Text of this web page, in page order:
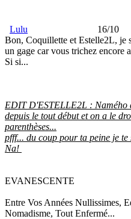
Lulu 16/10
Bon, Coquillette et Estelle2L, je
un gage car vous trichez encore
Si si...
EDIT D'ESTELLE2L : Namého
depuis le tout début et on a le
parenthèses...
pfff... du coup pour ta peine je te
Na!
EVANESCENTE
Entre Vos Années Nullissimes,
Nomadisme, Tout Enfermé...